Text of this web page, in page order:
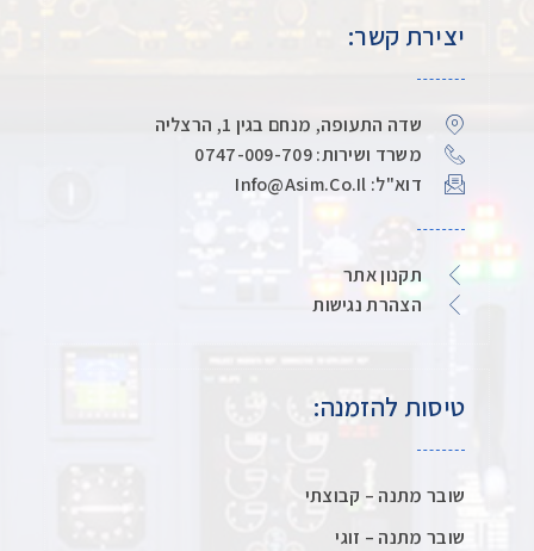
יצירת קשר:
שדה התעופה, מנחם בגין 1, הרצליה
משרד ושירות: 0747-009-709
דוא"ל: Info@asim.co.il
תקנון אתר
הצהרת נגישות
טיסות להזמנה:
שובר מתנה – קבוצתי
שובר מתנה – זוגי